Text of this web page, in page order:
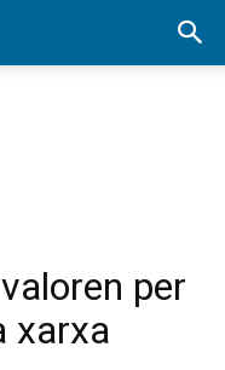
per
xarxa